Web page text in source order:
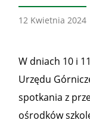
12 Kwietnia 2024
W dniach 10 i
Urzędu
spotkania z
ośrodków